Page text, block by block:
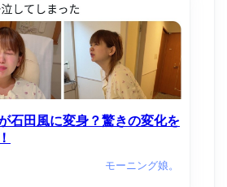
石田風に変身？驚きの変化を
モーニング娘。